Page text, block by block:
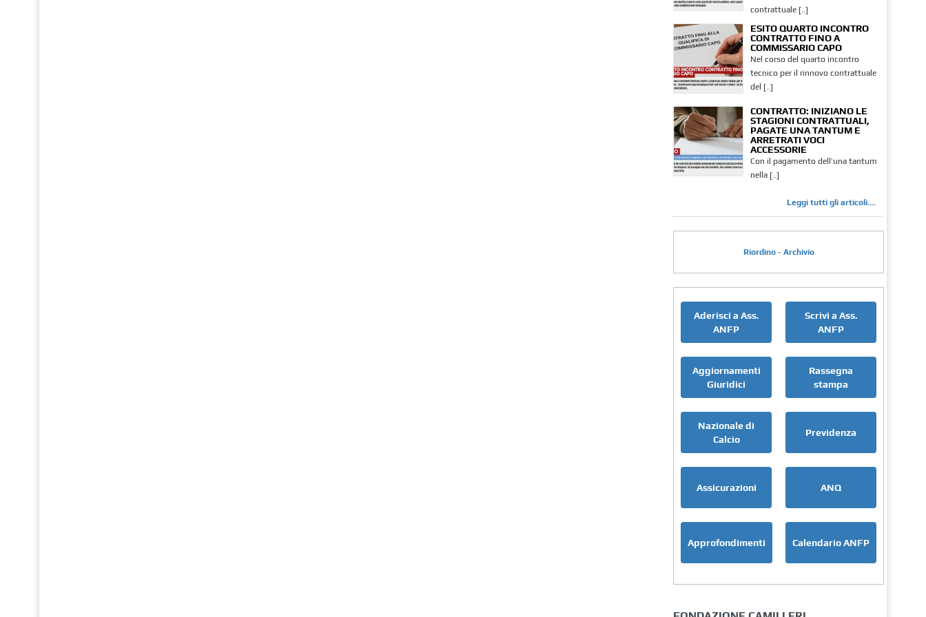
contrattuale [..]
ESITO QUARTO INCONTRO
CONTRATTO FINO A
COMMISSARIO CAPO
Nel corso del quarto incontro
tecnico per il rinnovo contrattuale
del [..]
CONTRATTO: INIZIANO LE
STAGIONI CONTRATTUALI,
PAGATE UNA TANTUM E
ARRETRATI VOCI
ACCESSORIE
Con il pagamento dell’una tantum
nella [..]
Leggi tutti gli articoli....
Riordino - Archivio
Aderisci a Ass.
ANFP
Scrivi a Ass.
ANFP
Aggiornamenti
Giuridici
Rassegna
stampa
Nazionale di
Calcio
Previdenza
Assicurazioni ANQ
Approfondimenti Calendario ANFP